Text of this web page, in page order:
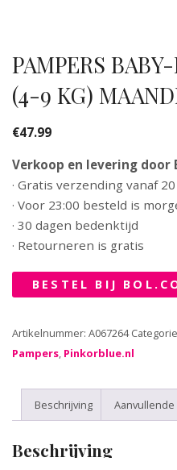
PAMPERS
(4-9 KG)
€47.99
Verkoop en levering door
· Gratis verzending vanaf
· Voor 23:00 besteld is
· 30 dagen bedenktijd
· Retourneren is gratis
BESTEL BIJ
Artikelnummer: A067264
Pampers, Pinkorblue.nl
Beschrijving
Beschrijving